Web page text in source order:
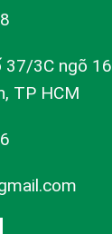
37/3C ngõ
TP HCM